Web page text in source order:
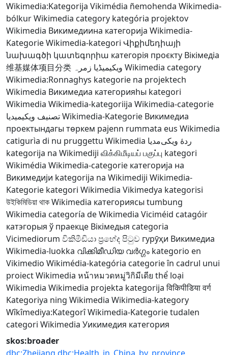
Wikimedia:Kategorija Vikimédia ñemohenda Wikimedia-
bólkurWikimedia category kategória projektov
Wikimedia Викимедиина категорија Wikimedia-
KategorieWikimedia-kategori Վիքիմեդիայի
նախագծի կատեգորիա категорія проєкту Вікімедіа
维基媒体项目分类 ویکیمیڈیا زمرہ Wikimedia category
Wikimedia:Ronnaghys kategorie na projektech
Wikimedia Викимедиа категорияһы kategori
Wikimedia Wikimedia-kategoriija Wikimedia-categorie
تصنيف ويكيميدياWikimedia-Kategorie Викимедиа
проектындагы төркем pajenn rummata eus Wikimedia
catigurìa di nu pruggettu Wikimedia ردهٔ ویکی‌مدیا
kategorija na Wikimediji விக்கிமீடியப் பகுப்பு kategori
Wikimédia Wikimedia-categorie категорија на
Викимедији kategorija na Wikimediji Wikimedia-
Kategorie kategori Wikimedia Vikimedya kategorisi
উইকিমিডিয়া থাকWikimedia категориясы tumbung
Wikimedia categoría de Wikimedia Viciméid catagóir
катэгорыя ў праекце Вікімедыя categoria
Vicimediorum විකිමීඩියා ප්‍රභේද පිටුව гурӯҳи Викимедиа
Wikimedia-luokka വിക്കിമീഡിയ വർഗ്ഗം kategorio en
Vikimedio Wikimédia-kategória categorie în cadrul unui
proiect Wikimedia หน้าหมวดหมู่วิกิมีเดีย thể loại
Wikimedia Wikimedia projekta kategorija विकिपीडिया वर्ग
Kategoriya ning Wikimedia Wikimedia-kategory
Wîkîmediya:KategorîWikimedia-Kategorietudalen
categori Wikimedia Уикимедия категория
skos:broader